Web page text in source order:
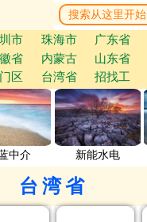
市 珠海市 广东省
省 内蒙古 山东省
区 台湾省 招找工
中介 新能水电
台湾省